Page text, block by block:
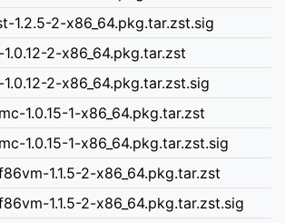
1.2.5-2-x86_64.pkg.tar.zst.sig
2-x86_64.pkg.tar.zst
2-x86_64.pkg.tar.zst.sig
1.0.15-1-x86_64.pkg.tar.zst
1.0.15-1-x86_64.pkg.tar.zst.sig
1.1.5-2-x86_64.pkg.tar.zst
1.1.5-2-x86_64.pkg.tar.zst.sig